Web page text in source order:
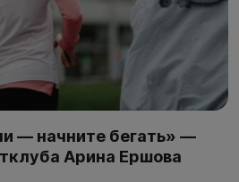
— начните бегать» —
Арина Ершова